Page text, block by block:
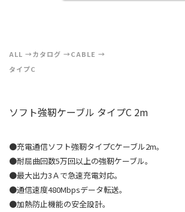
ALL カタログ
CABLE
タイプC
ソフト強靭ケーブル タイプC 2m
●充電通信ソフト強靭タイプCケーブル2m。
●耐屈曲回数5万回以上の強靭ケーブル。
●最大出力3Ａで急速充電対応。
●通信速度480Mbpsデータ転送。
●加熱防止機能の安全設計。